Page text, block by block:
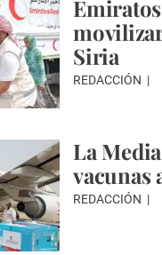
Siria
REDACCIÓN
La
vacunas
REDACCIÓN